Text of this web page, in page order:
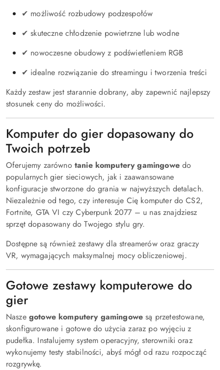
✔ możliwość rozbudowy podzespołów
✔ skuteczne chłodzenie powietrzne lub wodne
✔ nowoczesne obudowy z podświetleniem RGB
✔ idealne rozwiązanie do streamingu i tworzenia treści
Każdy zestaw jest starannie dobrany, aby zapewnić najlepszy
stosunek ceny do możliwości.
Komputer do gier dopasowany do
Twoich potrzeb
Oferujemy zarówno tanie komputery gamingowedo
popularnych gier sieciowych, jak i zaawansowane
konfiguracje stworzone do grania w najwyższych detalach.
Niezależnie od tego, czy interesuje Cię komputer do CS2,
Fortnite, GTA VI czy Cyberpunk 2077 – u nas znajdziesz
sprzęt dopasowany do Twojego stylu gry.
Dostępne są również zestawy dla streamerów oraz graczy
VR, wymagających maksymalnej mocy obliczeniowej.
Gotowe zestawy komputerowe do
gier
Nasze gotowe komputery gamingowe są przetestowane,
skonfigurowane i gotowe do użycia zaraz po wyjęciu z
pudełka. Instalujemy system operacyjny, sterowniki oraz
wykonujemy testy stabilności, abyś mógł od razu rozpocząć
rozgrywkę.